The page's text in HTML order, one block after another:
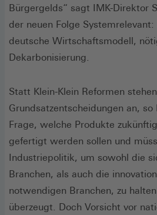
Bürgergelds“ sagt IMK-Direktor
der neuen Folge
deutsche Wirtschaftsmodell,
Dekarbonisierung.
Statt Klein-Klein Reformen
Grundsatzentscheidungen an,
Frage, welche Produkte
gefertigt werden sollen und
Industriepolitik, um sowohl die
Branchen, als auch die
notwendigen Branchen, zu
überzeugt. Doch Vorsicht vor